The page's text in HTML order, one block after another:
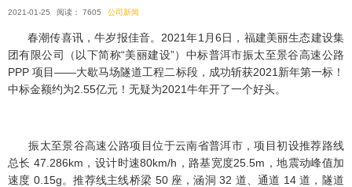
2021-01-25 阅读： 7605 公司新闻
春潮传喜讯，牛岁报佳音。2021年1月6日，福建美丽生态建设集
团有限公司（以下简称“美丽建设”）中标普洱市振太至景谷高速公路
PPP 项目——大歇马场隧道工程二标段，成功斩获2021新年第一标！
中标金额约为2.55亿元！无疑为2021牛年开了一个好头。
振太至景谷高速公路项目位于云南省普洱市，项目初设推荐路线
总长 47.286km，设计时速80km/h，路基宽度25.5m，地震动峰值加
速度 0.15g。推荐线主线桥梁 50 座，涵洞 32 道、通道 14 道，隧道